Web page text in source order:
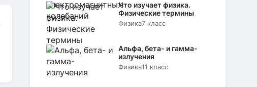
Что изучает физика.
Физические термины
Физика7 класс
Альфа, бета- и гамма-
излучения
Физика11 класс